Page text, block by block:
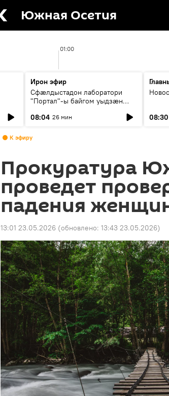
Южная Осетия
01:00
Ирон эфир
Сфæлдыстадон лаборатори
"Портал"-ы байгом уыдзæн
Æхсары куыстыты равдыст
08:04 26 мин 08:30
К эфиру
Прокуратура
проведет
падения
13:01 23.05.2026 (обновлено: 13:43 23.05.2026)